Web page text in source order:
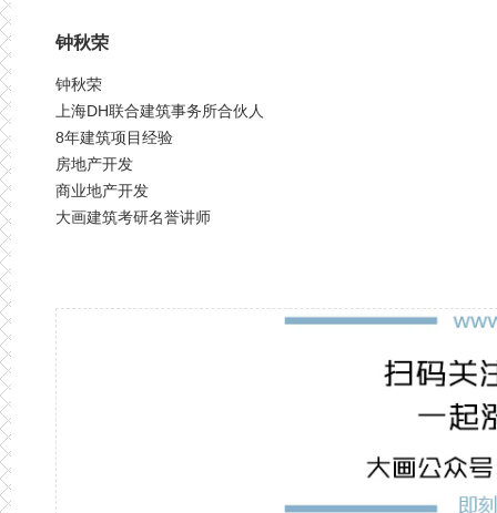
钟秋荣
钟秋荣
上海DH联合建筑事务所合伙人
8年建筑项目经验
房地产开发
商业地产开发
大画建筑考研名誉讲师